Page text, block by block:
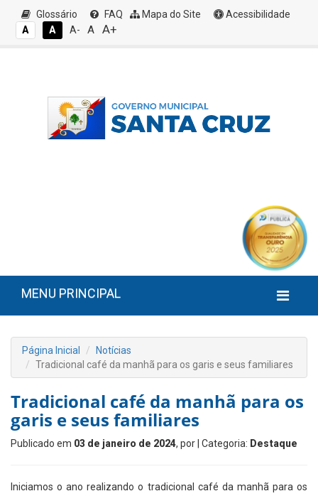
Glossário FAQ Mapa do Site
Acessibilidade
A
A A- A A+
MENU PRINCIPAL
Página Inicial
Notícias
Tradicional café da manhã para os garis e seus familiares
Tradicional café da manhã para os
garis e seus familiares
Publicado em 03 de janeiro de 2024, por | Categoria: Destaque
Iniciamos o ano realizando o tradicional café da manhã para os